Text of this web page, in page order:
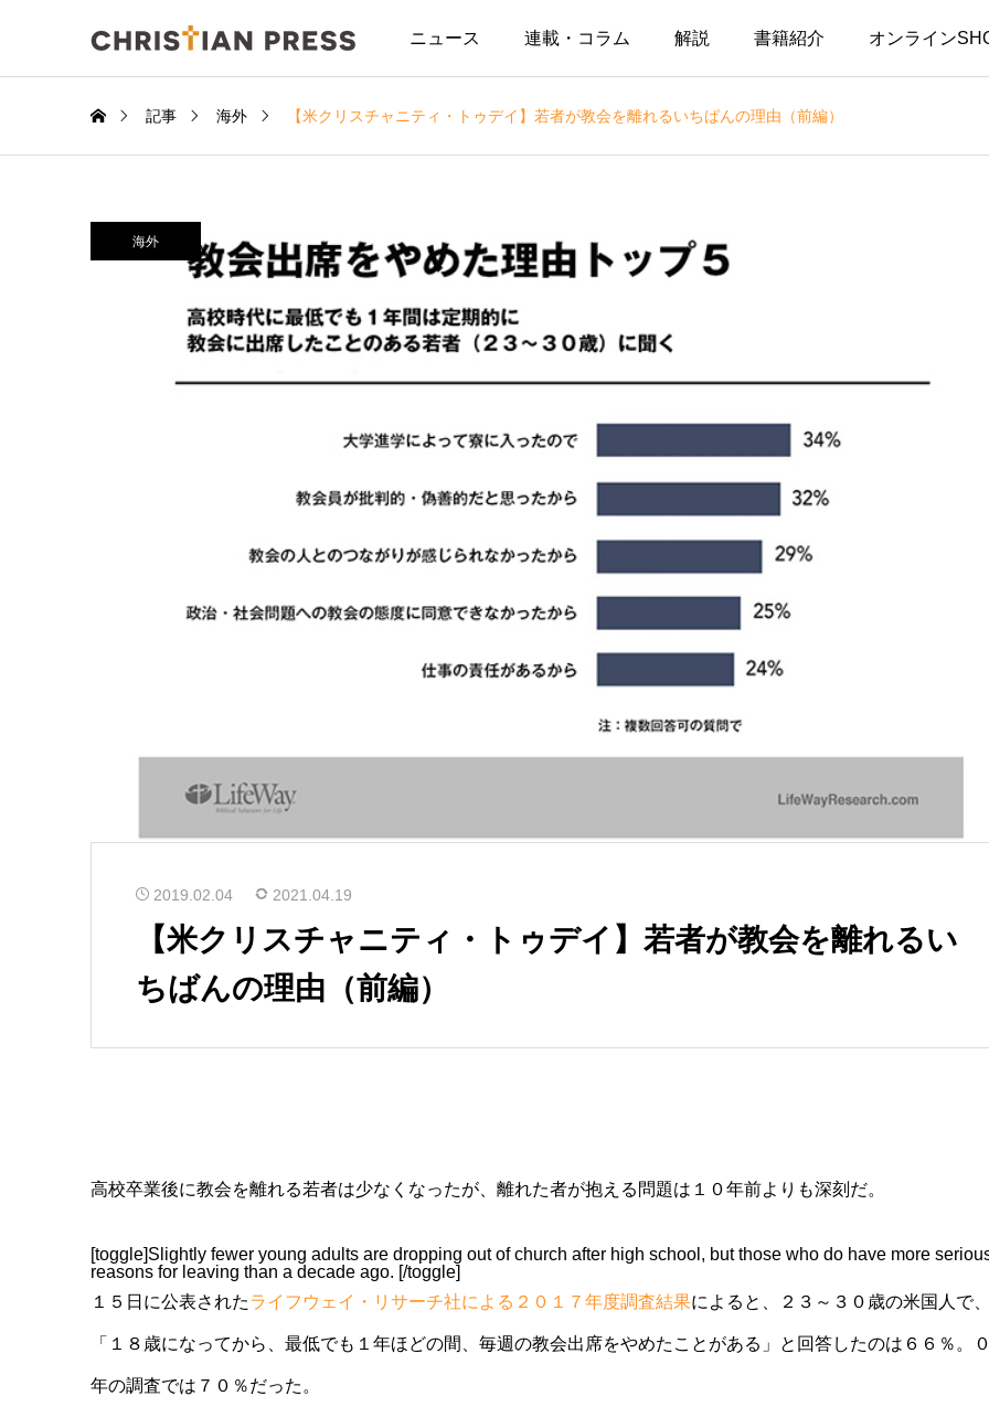
ニュース 連載・コラム 解説 書籍紹介 オンライン
記事 海外 【米クリスチャニティ・トゥデイ】若者が教会を離れるいちばんの理由（前編）
海外
2019.02.04 2021.04.19
【米クリスチャニティ・トゥデイ】若者が教会を離れるい
ちばんの理由（前編）
高校卒業後に教会を離れる若者は少なくなったが、離れた者が抱える問題は１０年前よりも深刻だ。
[toggle]Slightly fewer young adults are dropping out of church after high school, but those who do have more
reasons for leaving than a decade ago. [/toggle]
１５日に公表されたライフウェイ・リサーチ社による２０１７年度調査結果によると、２３～３０歳の米国人で、
「１８歳になってから、最低でも１年ほどの間、毎週の教会出席をやめたことがある」と回答したのは６６％。
年の調査では７０％だった。